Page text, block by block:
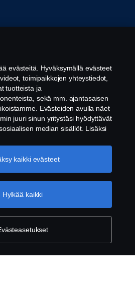
Pidätämme oikeuden
Oy, Tulkintie 23, 01740
010.
evästeitä. Hyväksymällä evästeet
toimipaikkojen yhteystiedot,
tuotteista ja
sekä mm. ajantasaisen
Evästeiden avulla näet
juuri sinun yritystäsi hyödyttävät
median sisällöt. Lisäksi
evästeet. Klikkaamalla
suostumuksesi kaikkien
Lisätietoja yksityisyydestäsi
Hylkää kaikki
kaikki evästeet